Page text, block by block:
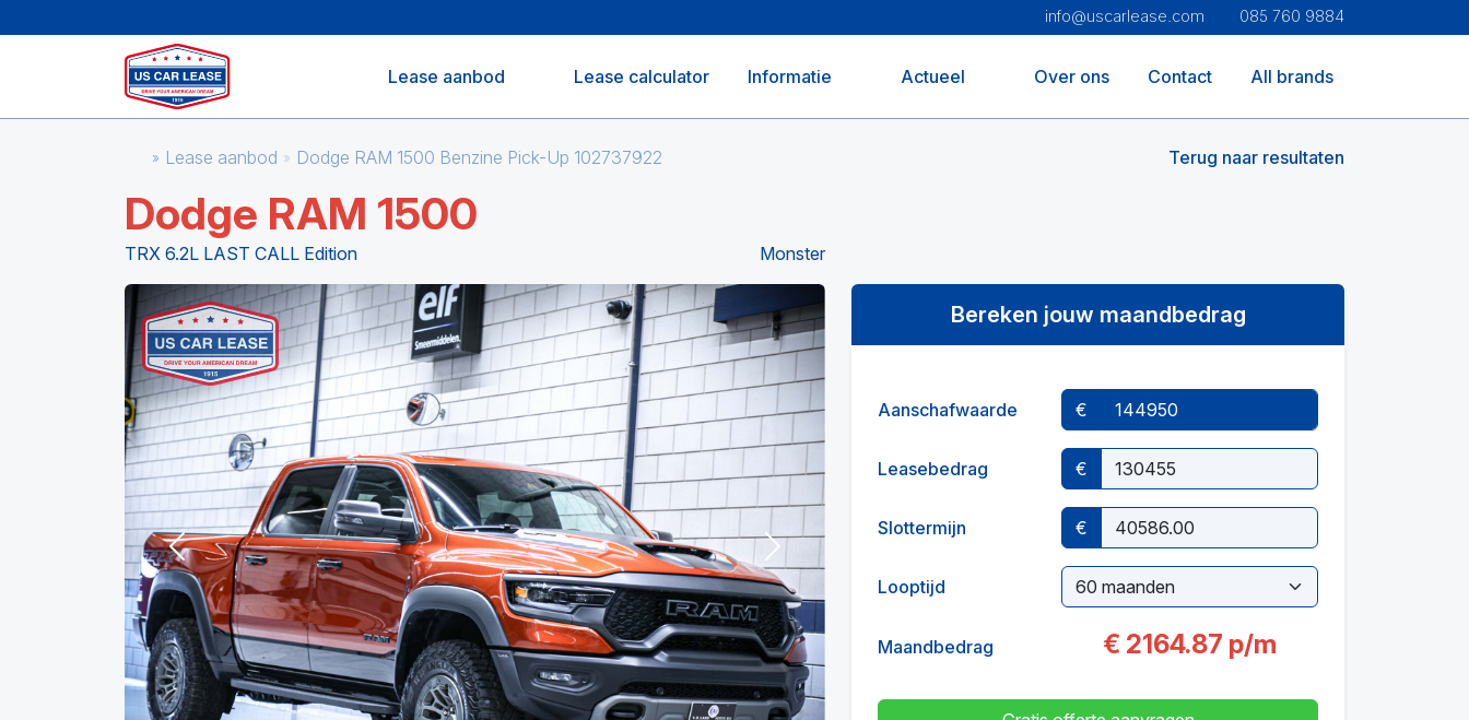
info@uscarlease.com 085 760 9884
Lease aanbod Lease calculator Informatie Actueel Over ons Contact All brands
Lease aanbod Dodge RAM 1500 Benzine Pick-Up 102737922 Terug naar resultaten
Dodge RAM 1500
TRX 6.2L LAST CALL Edition Monster
Previous Next
Bereken jouw maandbedrag
Aanschafwaarde €
Leasebedrag €
Slottermijn €
Looptijd
Maandbedrag € 2164.87 p/m